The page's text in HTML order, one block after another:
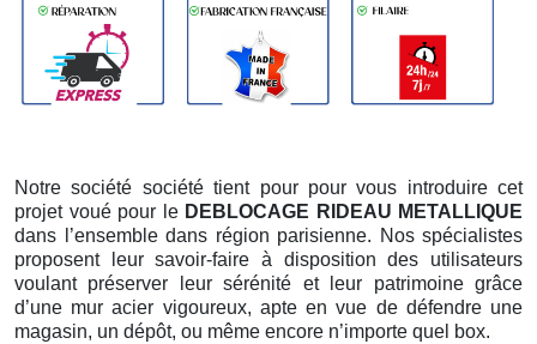
Notre société société tient pour pour vous introduire cet
projet voué pour le DEBLOCAGE RIDEAU METALLIQUE
dans l’ensemble dans région parisienne. Nos spécialistes
proposent leur savoir-faire à disposition des utilisateurs
voulant préserver leur sérénité et leur patrimoine grâce
d’une mur acier vigoureux, apte en vue de défendre une
magasin, un dépôt, ou même encore n’importe quel box.